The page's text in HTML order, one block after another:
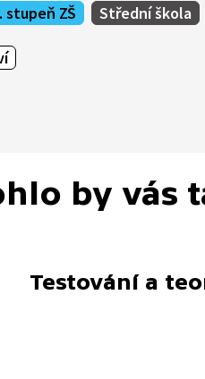
stupeň ZŠ Střední škola
by vás
Testování a